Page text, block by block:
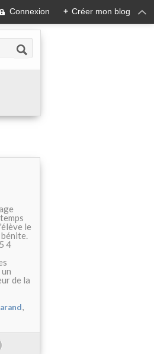
Connexion + Créer mon blog
le
4
de la
,